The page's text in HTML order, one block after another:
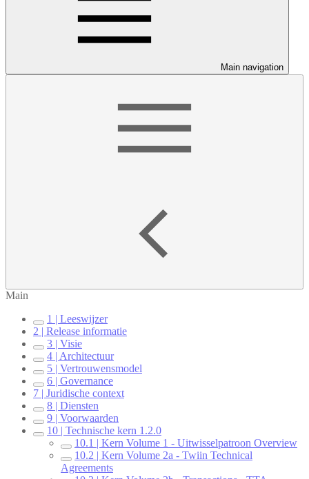
Main navigation
Main
1 | Leeswijzer
2 | Release informatie
3 | Visie
4 | Architectuur
5 | Vertrouwensmodel
6 | Governance
7 | Juridische context
8 | Diensten
9 | Voorwaarden
10 | Technische kern 1.2.0
10.1 | Kern Volume 1 - Uitwisselpatroon Overview
10.2 | Kern Volume 2a - Twiin Technical
Agreements